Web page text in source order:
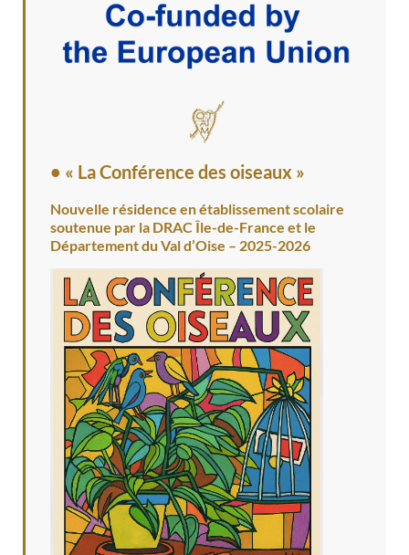
• « La Conférence des oiseaux »
Nouvelle résidence en établissement scolaire
soutenue par la DRAC Île-de-France et le
Département du Val d’Oise – 2025-2026